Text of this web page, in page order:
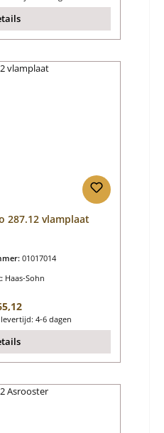
287.12 vlamplaat
01017014
Haas-Sohn
prijs:
4-6 dagen